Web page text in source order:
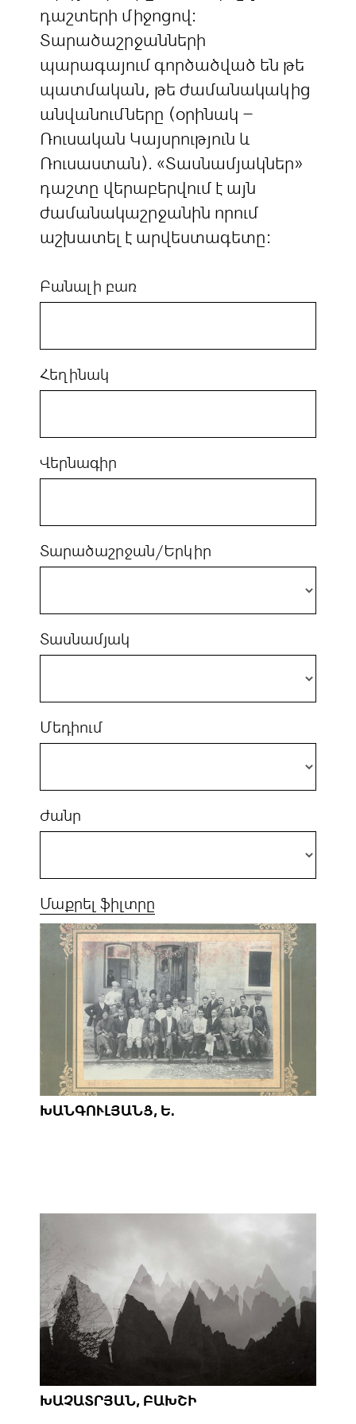
դաշտերի միջոցով:
Տարածաշրջանների
պարագայում գործածված են թե
պատմական, թե ժամանակակից
անվանումները (օրինակ –
Ռուսական Կայսրություն և
Ռուսաստան). «Տասնամյակներ»
դաշտը վերաբերվում է այն
ժամանակաշրջանին որում
աշխատել է արվեստագետը:
Բանալի բառ
Հեղինակ
Վերնագիր
Տարածաշրջան/Երկիր
Տասնամյակ
Մեդիում
Ժանր
Մաքրել ֆիլտրը
ԽԱՆԳՈՒԼՅԱՆՑ, Ե.
ԽԱՉԱՏՐՅԱՆ, ԲԱԽՇԻ